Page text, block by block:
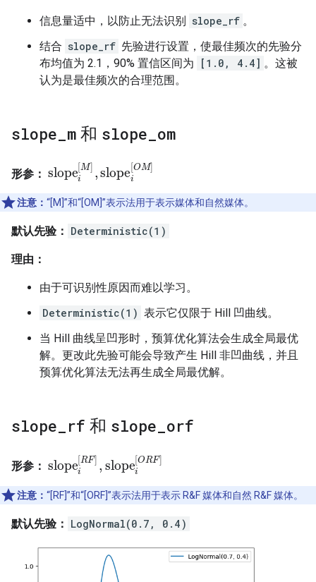
信息量适中，以防止无法识别 slope_rf 。
结合 slope_rf 先验进行设置，使最佳频次的先验分
布均值为 2.1，90% 置信区间为
[1.0, 4.4] 。这被
认为是最佳频次的合理范围。
slope m 和 slope om
形参： slope [M]
i ,slope OM]
i
slopei[M] ,slopei[OM]
注意： “[M]”和“[OM]”表示法用于表示媒体和自然媒体。
默认先验： Deterministic(1)
理由：
由于可识别性原因而难以学习。
Deterministic(1) 表示它仅限于 Hill 凹曲线。
当 Hill 曲线呈凹形时，预算优化算法会生成全局最优
解。更改此先验可能会导致产生 Hill 非凹曲线，并且
预算优化算法无法再生成全局最优解。
slope rf 和 slope orf
形参： slope[RF]
i , slope[ORF]
i
slopei[RF] ,slopei[ORF]
注意： “[RF]”和“[ORF]”表示法用于表示 R&F 媒体和自然 R&F 媒体。
默认先验： LogNormal(0.7, 0.4)